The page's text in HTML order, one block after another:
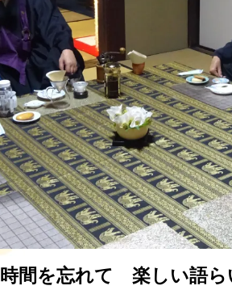
時間を忘れて 楽しい語ら